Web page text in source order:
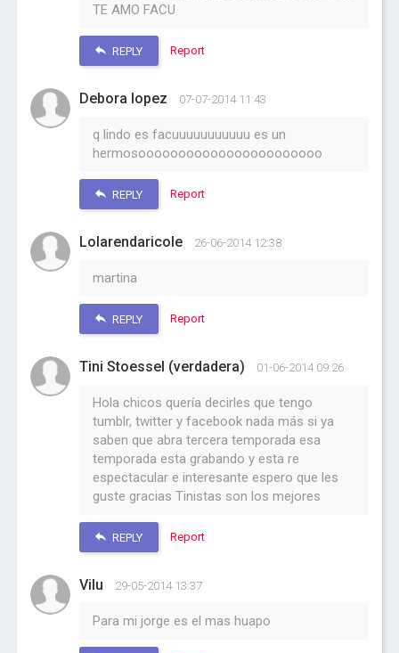
TE AMO FACU
REPLY Report
Debora lopez 07-07-2014 11:43
q lindo es facuuuuuuuuuuu es un
hermosooooooooooooooooooooooo
REPLY Report
Lolarendaricole 26-06-2014 12:38
martina
REPLY Report
Tini Stoessel (verdadera) 01-06-2014 09:26
Hola chicos quería decirles que tengo
tumblr, twitter y facebook nada más si ya
saben que abra tercera temporada esa
temporada esta grabando y esta re
espectacular e interesante espero que les
guste gracias Tinistas son los mejores
REPLY Report
Vilu 29-05-2014 13:37
Para mi jorge es el mas huapo